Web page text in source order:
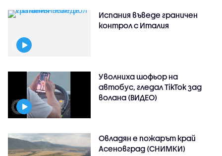
Испания въведе граничен
контрол с Италия
Уволниха шофьор на
автобус, гледал TikTok зад
волана (ВИДЕО)
Овладян е пожарът край
Асеновград (СНИМКИ)